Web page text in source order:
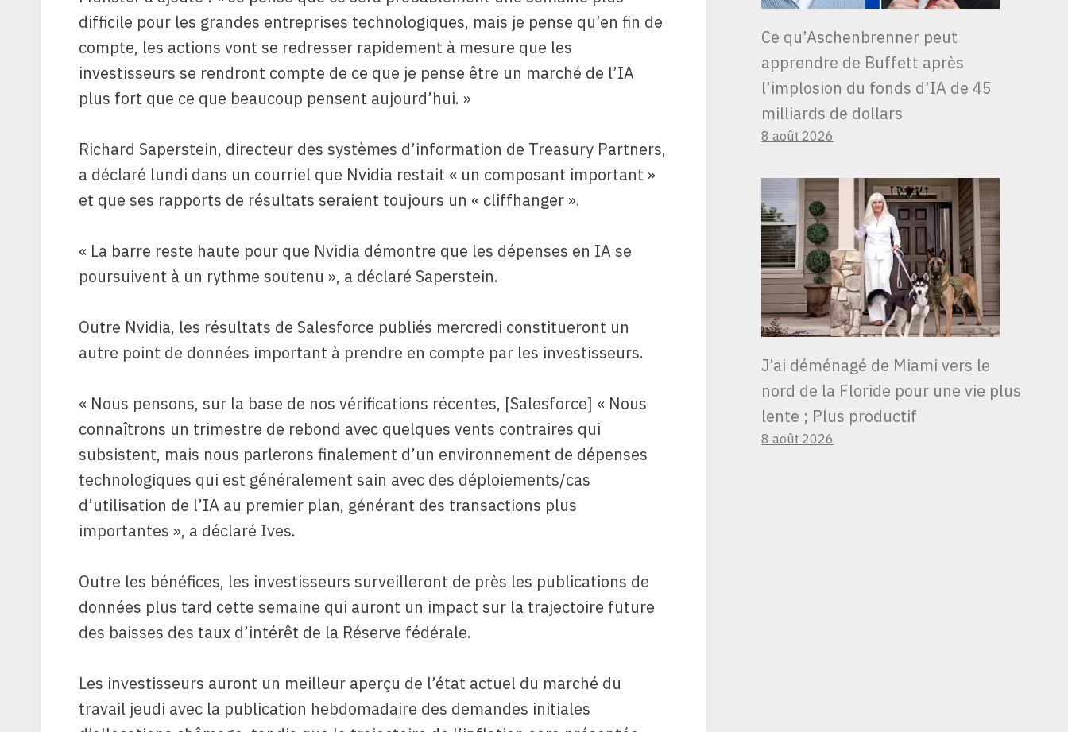
difficile pour les grandes entreprises technologiques, mais je pense qu’en fin de
compte, les actions vont se redresser rapidement à mesure que les
investisseurs se rendront compte de ce que je pense être un marché de l’IA
plus fort que ce que beaucoup pensent aujourd’hui. »
Richard Saperstein, directeur des systèmes d’information de Treasury Partners,
a déclaré lundi dans un courriel que Nvidia restait « un composant important »
et que ses rapports de résultats seraient toujours un « cliffhanger ».
« La barre reste haute pour que Nvidia démontre que les dépenses en IA se
poursuivent à un rythme soutenu », a déclaré Saperstein.
Outre Nvidia, les résultats de Salesforce publiés mercredi constitueront un
autre point de données important à prendre en compte par les investisseurs.
« Nous pensons, sur la base de nos vérifications récentes, [Salesforce] « Nous
connaîtrons un trimestre de rebond avec quelques vents contraires qui
subsistent, mais nous parlerons finalement d’un environnement de dépenses
technologiques qui est généralement sain avec des déploiements/cas
d’utilisation de l’IA au premier plan, générant des transactions plus
importantes », a déclaré Ives.
Outre les bénéfices, les investisseurs surveilleront de près les publications de
données plus tard cette semaine qui auront un impact sur la trajectoire future
des baisses des taux d’intérêt de la Réserve fédérale.
Les investisseurs auront un meilleur aperçu de l’état actuel du marché du
travail jeudi avec la publication hebdomadaire des demandes initiales
Ce qu’Aschenbrenner peut
apprendre de Buffett après
l’implosion du fonds d’IA de 45
milliards de dollars
8 août 2026
J’ai déménagé de Miami vers le
nord de la Floride pour une vie plus
lente ; Plus productif
8 août 2026